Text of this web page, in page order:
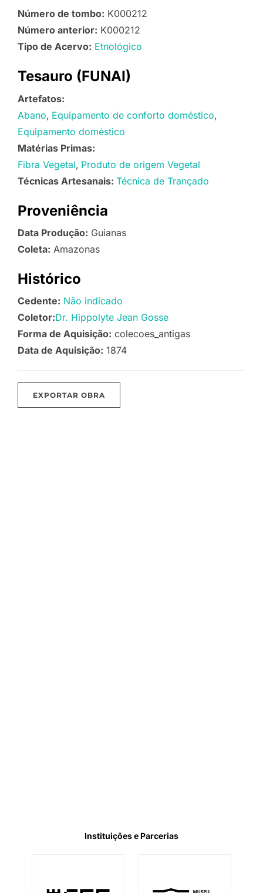
Número de tombo: K000212
Número anterior: K000212
Tipo de Acervo: Etnológico
Tesauro (FUNAI)
Artefatos:
Abano Equipamento de conforto doméstico
Equipamento doméstico
Matérias Primas:
Fibra Vegetal Produto de origem Vegetal
Técnicas Artesanais: Técnica de Trançado
Proveniência
Data Produção: Guianas
Coleta: Amazonas
Histórico
Cedente: Não indicado
Coletor:Dr. Hippolyte Jean Gosse
Forma de Aquisição: colecoes_antigas
Data de Aquisição: 1874
EXPORTAR OBRA
Instituições e Parcerias